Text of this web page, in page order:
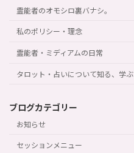
霊能者のオモシロ裏バナシ。
私のポリシー・理念
霊能者・ミディアムの日常
タロット・占いについて知る、学ぶ
ブログカテゴリー
お知らせ
セッションメニュー